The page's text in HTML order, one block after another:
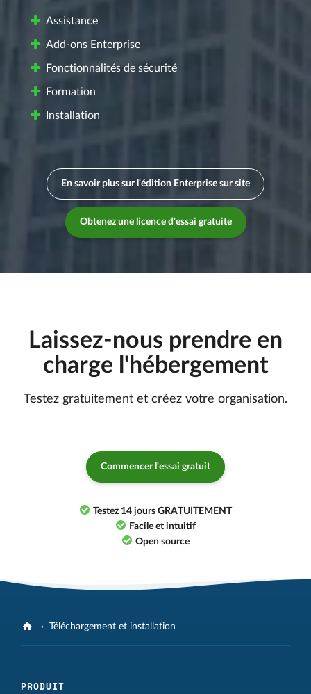
Assistance
Add-ons Enterprise
Fonctionnalités de sécurité
Formation
Installation
En savoir plus sur l'édition Enterprise sur site
Obtenez une licence d'essai gratuite
Laissez-nous prendre en
charge l'hébergement
Testez gratuitement et créez votre organisation.
Commencer l'essai gratuit
Testez 14 jours GRATUITEMENT
Facile et intuitif
Open source
Téléchargement et installation
PRODUIT